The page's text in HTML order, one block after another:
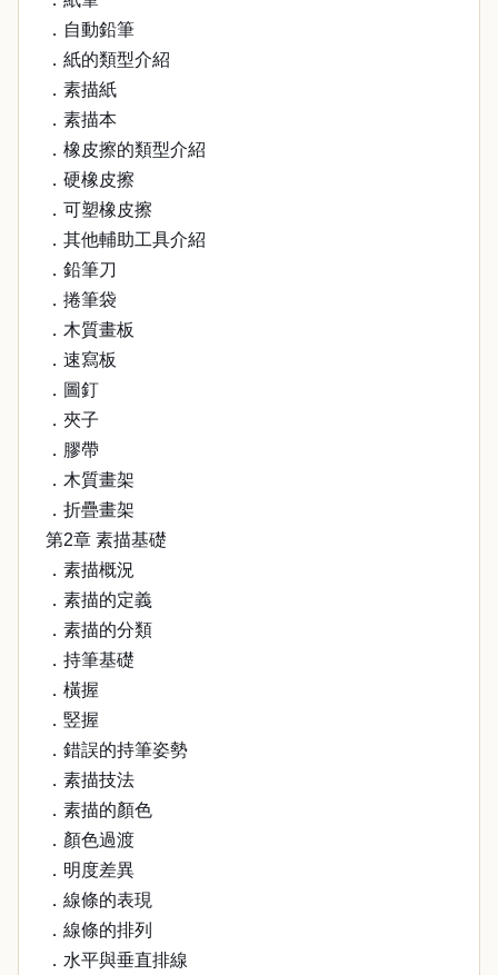
．自動鉛筆
．紙的類型介紹
．素描紙
．素描本
．橡皮擦的類型介紹
．硬橡皮擦
．可塑橡皮擦
．其他輔助工具介紹
．鉛筆刀
．捲筆袋
．木質畫板
．速寫板
．圖釘
．夾子
．膠帶
．木質畫架
．折疊畫架
第2章 素描基礎
．素描概況
．素描的定義
．素描的分類
．持筆基礎
．橫握
．竪握
．錯誤的持筆姿勢
．素描技法
．素描的顏色
．顏色過渡
．明度差異
．線條的表現
．線條的排列
．水平與垂直排線